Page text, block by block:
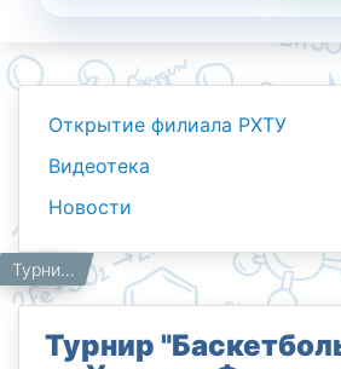
Открытие филиала РХТУ
Видеотека
Новости
Главная
Работникам
Новости Турнир "Баскетбольная Лига": Участие Филиала РХТУ в Ташкенте
Турнир